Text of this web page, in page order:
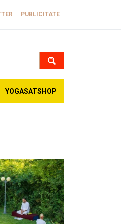
PUBLICITATE
YOGASATSHOP